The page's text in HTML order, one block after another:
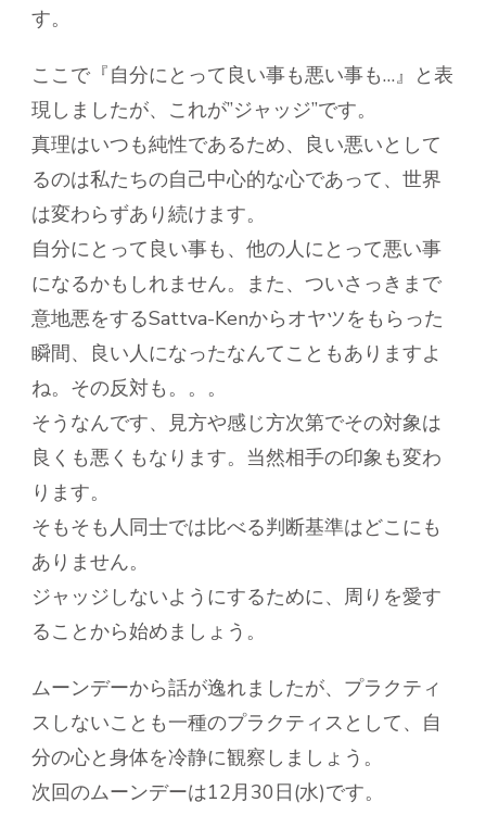
す。
ここで『自分にとって良い事も悪い事も…』と表
現しましたが、これが”ジャッジ”です。
真理はいつも純性であるため、良い悪いとして
るのは私たちの自己中心的な心であって、世界
は変わらずあり続けます。
自分にとって良い事も、他の人にとって悪い事
になるかもしれません。また、ついさっきまで
意地悪をするSattva-Kenからオヤツをもらった
瞬間、良い人になったなんてこともありますよ
ね。その反対も。。。
そうなんです、見方や感じ方次第でその対象は
良くも悪くもなります。当然相手の印象も変わ
ります。
そもそも人同士では比べる判断基準はどこにも
ありません。
ジャッジしないようにするために、周りを愛す
ることから始めましょう。
ムーンデーから話が逸れましたが、プラクティ
スしないことも一種のプラクティスとして、自
分の心と身体を冷静に観察しましょう。
次回のムーンデーは12月30日(水)です。